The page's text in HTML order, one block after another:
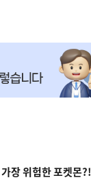
장 위험한 포켓몬?!